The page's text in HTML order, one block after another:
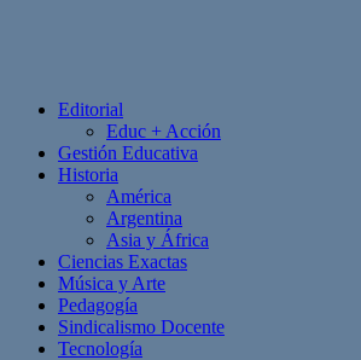
Editorial
Educ + Acción
Gestión Educativa
Historia
América
Argentina
Asia y África
Ciencias Exactas
Música y Arte
Pedagogía
Sindicalismo Docente
Tecnología